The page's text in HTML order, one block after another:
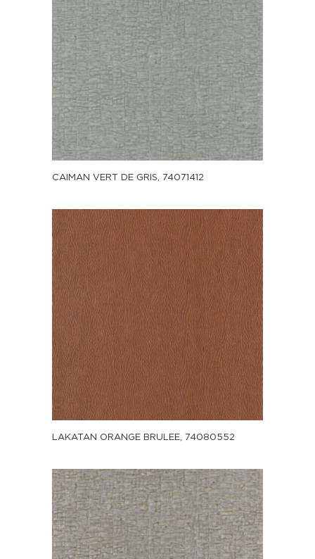
CAIMAN VERT DE GRIS, 74071412
LAKATAN ORANGE BRULEE, 74080552